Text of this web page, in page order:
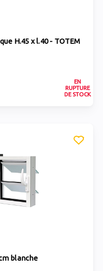
Chassis abattant en bois exotique H.45 x l.40 - TOTEM
EN
RUPTURE
DE STOCK
blanche